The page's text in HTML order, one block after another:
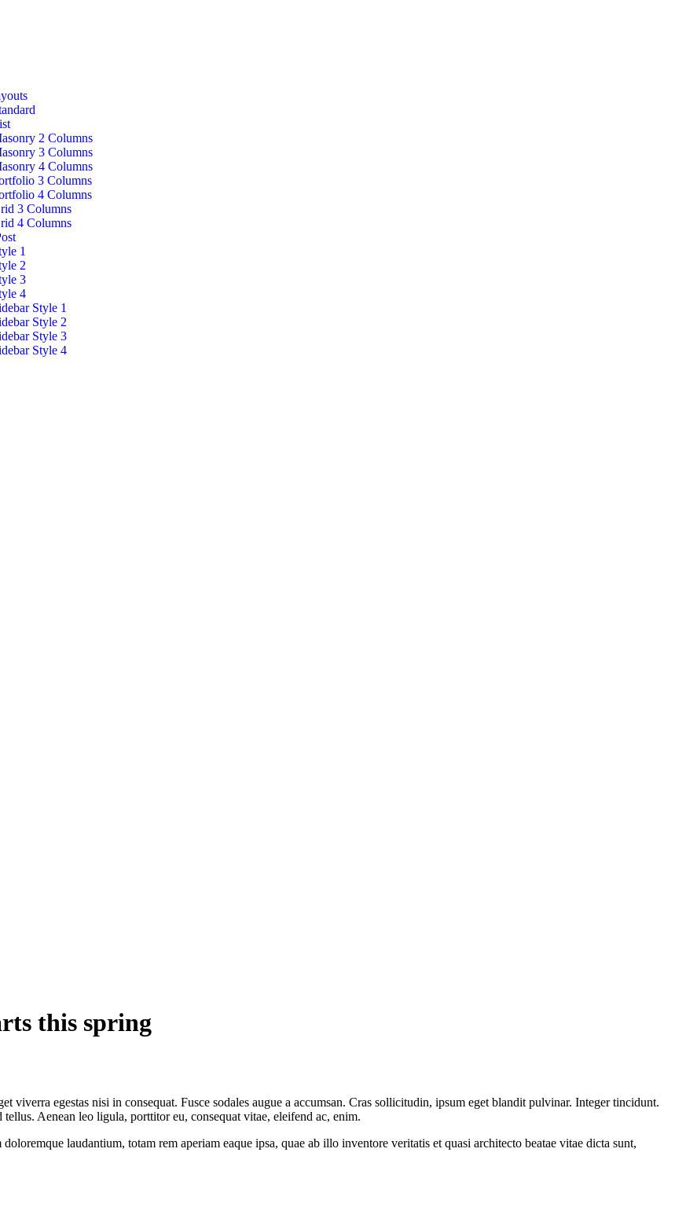
2 Columns
3 Columns
4 Columns
3 Columns
4 Columns
3 Columns
4 Columns
1
2
3
4
Style 1
Style 2
Style 3
Style 4
this spring
viverra egestas nisi in consequat. Fusce sodales augue a accumsan. Cras sollicitudin, ipsum eget blandit pulvinar. Integer tincidunt.
Aenean leo ligula, porttitor eu, consequat vitae, eleifend ac, enim.
laudantium, totam rem aperiam eaque ipsa, quae ab illo inventore veritatis et quasi architecto beatae vitae dicta sunt,